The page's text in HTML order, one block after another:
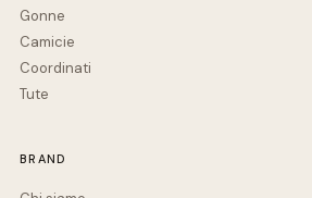
Gonne
Camicie
Coordinati
Tute
BRAND